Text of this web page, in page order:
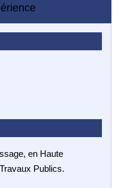
en Haute
Publics.